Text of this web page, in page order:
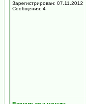
Зарегистрирован: 07.11.2012
Сообщения: 4